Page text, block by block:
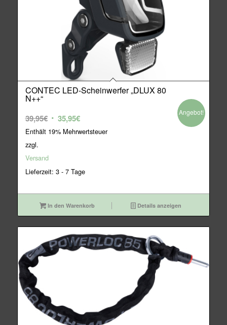
CONTEC LED-Scheinwerfer „DLUX 80
N++“
39,95€ Ursprünglicher
Preis
35,95€Aktueller
Preis
Enthält 19% Mehrwertsteuer
zzgl.
Versand
Lieferzeit: 3 - 7 Tage
Angebot!
In den Warenkorb Details anzeigen